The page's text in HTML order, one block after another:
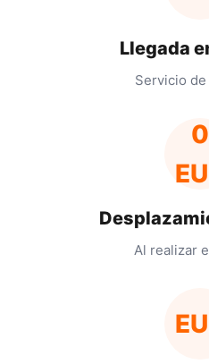
Llegada
Servicio
0
Al realizar